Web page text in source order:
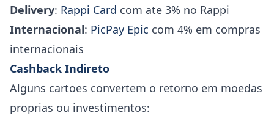
Delivery: Rappi Card com ate 3% no Rappi
Internacional: PicPay Epic com 4% em compras
internacionais
Cashback Indireto
Alguns cartoes convertem o retorno em moedas
proprias ou investimentos: